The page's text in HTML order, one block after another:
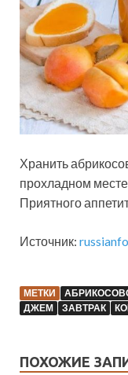
Хранить
прохладном
Приятного
Источник:
МЕТКИ
ДЖЕМ
ЗАВТРАК
ПОХОЖИЕ